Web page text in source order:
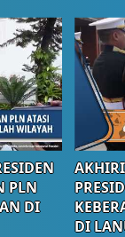
PLN
DI
DI